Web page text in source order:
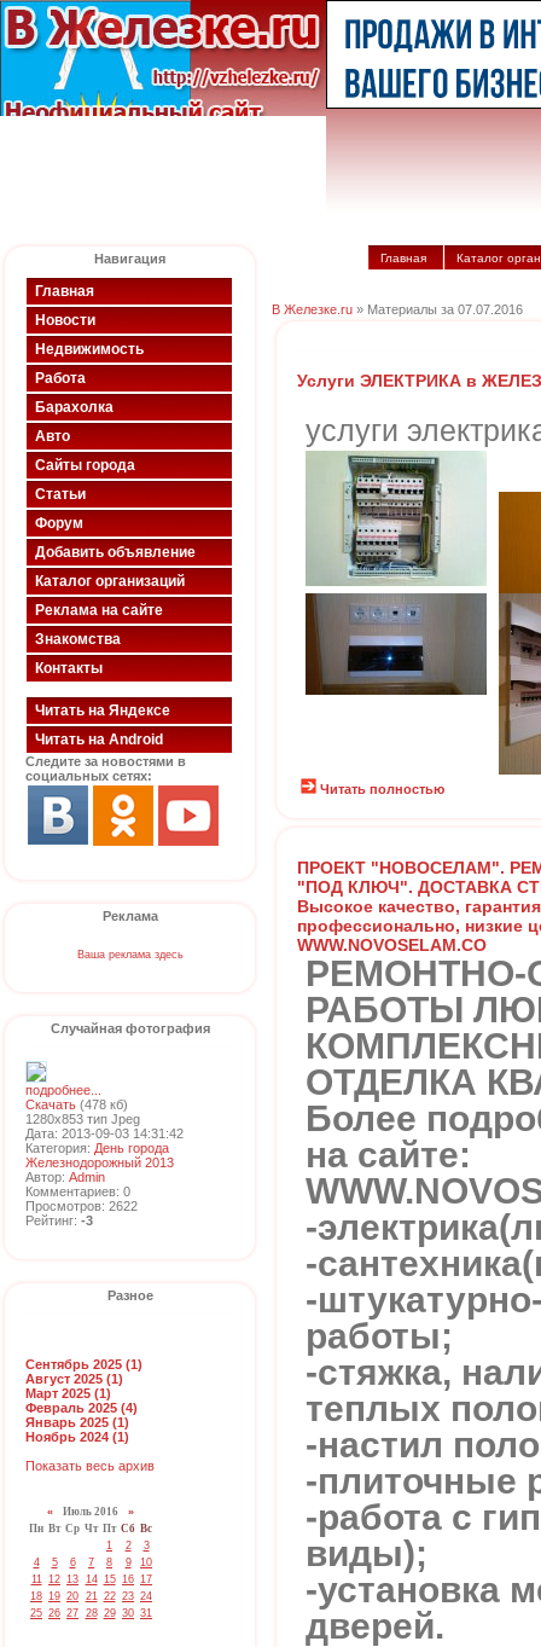
Навигация
Главная
Новости
Недвижимость
Работа
Барахолка
Авто
Сайты города
Статьи
Форум
Добавить объявление
Каталог организаций
Реклама на сайте
Знакомства
Контакты
Читать на Яндексе
Читать на Android
Следите за новостями в
социальных сетях:
Реклама
Ваша реклама здесь
Случайная фотография
подробнее...
Скачать (478 кб)
1280x853 тип Jpeg
Дата: 2013-09-03 14:31:42
Категория: День города
Железнодорожный 2013
Автор: Admin
Комментариев: 0
Просмотров: 2622
Рейтинг: -3
Разное
Сентябрь 2025 (1)
Август 2025 (1)
Март 2025 (1)
Февраль 2025 (4)
Январь 2025 (1)
Ноябрь 2024 (1)
Показать весь архив
« Июль 2016 »
Пн Вт Ср Чт Пт Сб Вс
1
2
3
4
5 6 7 8 9
10
11 12 13 14 15 16 17
18 19 20 21 22 23 24
25 26 27 28 29 30 31
Главная Каталог
В Железке.ru » Материалы за 07.07.2016
Услуги ЭЛЕКТРИКА в
услуги
Читать полностью
ПРОЕКТ "НОВОСЕЛАМ".
"ПОД КЛЮЧ". ДОСТАВКА
Высокое качество,
профессионально, низкие
WWW.NOVOSELAM.CO
РАБОТЫ
ОТДЕЛКА
Более
на сайте:
-
-
-
работы;
-стяжка,
теплых
-настил
-плиточные
-работа с
виды);
-установка
дверей.